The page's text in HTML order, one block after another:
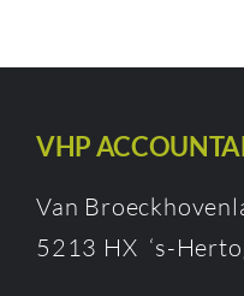
VHP
Van
5213 HX ‘s-